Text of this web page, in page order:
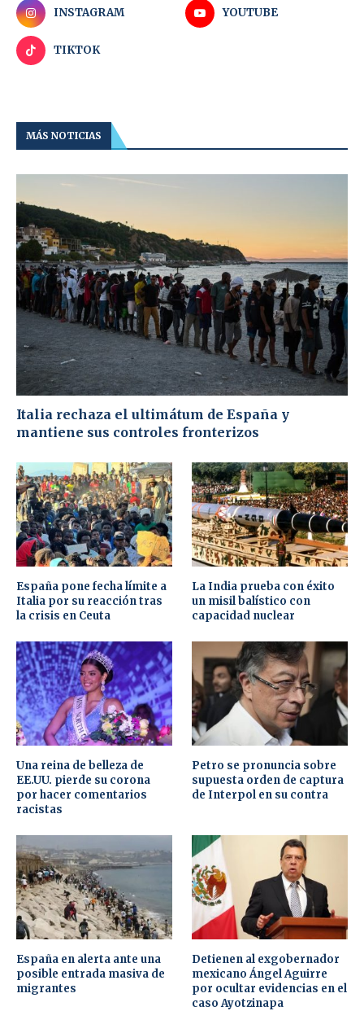
INSTAGRAM YOUTUBE
TIKTOK
MÁS NOTICIAS
Italia rechaza el ultimátum de España y
mantiene sus controles fronterizos
España pone fecha límite a
Italia por su reacción tras
la crisis en Ceuta
La India prueba con éxito
un misil balístico con
capacidad nuclear
Una reina de belleza de
EE.UU. pierde su corona
por hacer comentarios
racistas
Petro se pronuncia sobre
supuesta orden de captura
de Interpol en su contra
España en alerta ante una
posible entrada masiva de
migrantes
Detienen al exgobernador
mexicano Ángel Aguirre
por ocultar evidencias en el
caso Ayotzinapa